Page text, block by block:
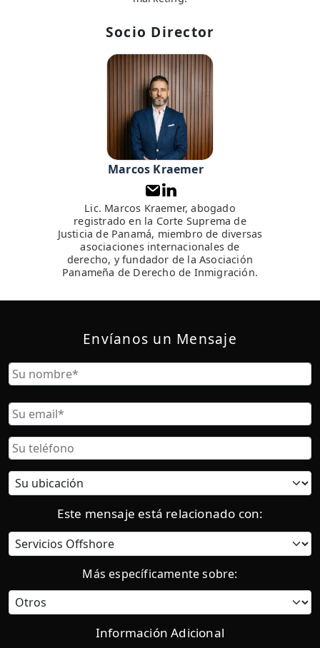
Socio Director
Marcos Kraemer
Lic. Marcos Kraemer, abogado
registrado en la Corte Suprema de
Justicia de Panamá, miembro de diversas
asociaciones internacionales de
derecho, y fundador de la Asociación
Panameña de Derecho de Inmigración.
Envíanos un Mensaje
Nombre
Correo
Electrónico
Teléfono
Ubicación
actual:
Este mensaje está relacionado con:
Categoría
Más específicamente sobre:
Información Adicional